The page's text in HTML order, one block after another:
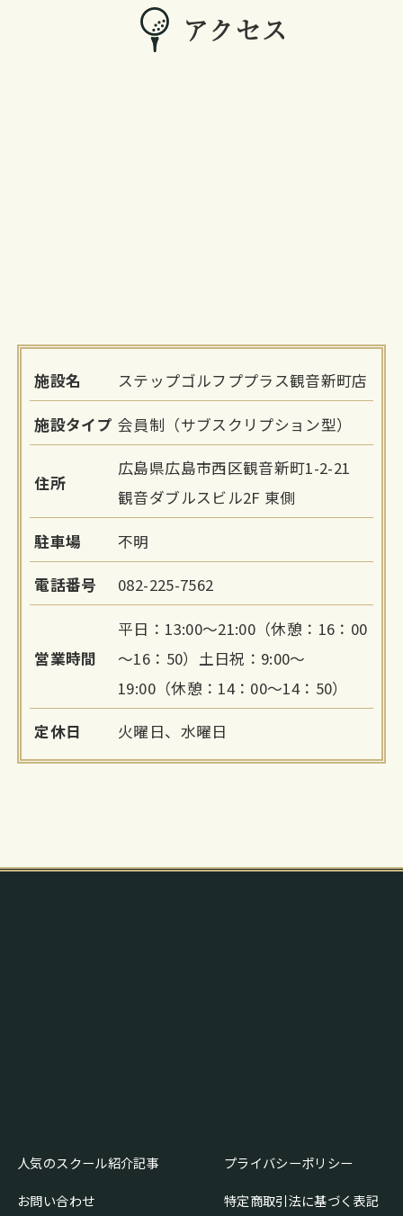
アクセス
施設名 ステップゴルフププラス観音新町店
施設タイプ 会員制（サブスクリプション型）
住所
広島県広島市西区観音新町1-2-21
観音ダブルスビル2F 東側
駐車場 不明
電話番号 082-225-7562
営業時間
平日：13:00～21:00（休憩：16：00
～16：50）土日祝：9:00～
19:00（休憩：14：00～14：50）
定休日 火曜日、水曜日
人気のスクール紹介記事
お問い合わせ
プライバシーポリシー
特定商取引法に基づく表記